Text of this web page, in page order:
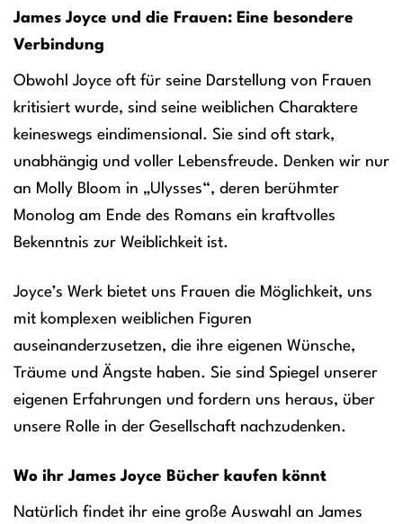
James Joyce und die Frauen: Eine besondere
Verbindung
Obwohl Joyce oft für seine Darstellung von Frauen
kritisiert wurde, sind seine weiblichen Charaktere
keineswegs eindimensional. Sie sind oft stark,
unabhängig und voller Lebensfreude. Denken wir nur
an Molly Bloom in „Ulysses“, deren berühmter
Monolog am Ende des Romans ein kraftvolles
Bekenntnis zur Weiblichkeit ist.
Joyce’s Werk bietet uns Frauen die Möglichkeit, uns
mit komplexen weiblichen Figuren
auseinanderzusetzen, die ihre eigenen Wünsche,
Träume und Ängste haben. Sie sind Spiegel unserer
eigenen Erfahrungen und fordern uns heraus, über
unsere Rolle in der Gesellschaft nachzudenken.
Wo ihr James Joyce Bücher kaufen könnt
Natürlich findet ihr eine große Auswahl an James